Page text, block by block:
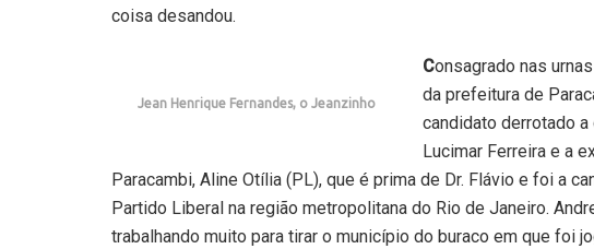
coisa desandou.
Jean Henrique Fernandes, o Jeanzinho
Consagrado nas
da prefeitura de
candidato derrotado
Lucimar Ferreira e a
Paracambi, Aline Otília (PL), que é prima de Dr. Flávio e foi a
Partido Liberal na região metropolitana do Rio de Janeiro.
trabalhando muito para tirar o município do buraco em que foi